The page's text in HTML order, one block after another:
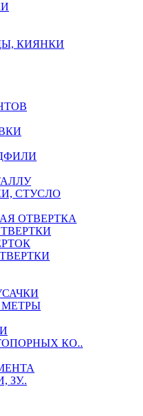
КИЯНКИ
СТУСЛО
ОТВЕРТКА
МЕТРЫ
КО..
ЗУ..